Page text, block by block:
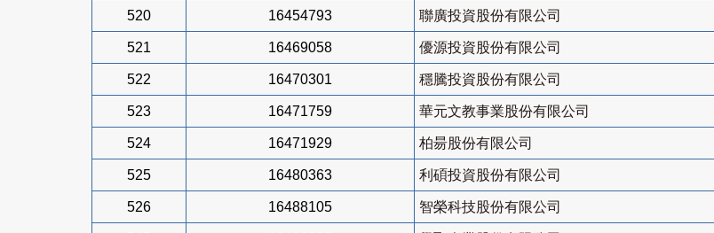
520 16454793 聯廣投資股份有限公司
521 16469058 優源投資股份有限公司
522 16470301 穩騰投資股份有限公司
523 16471759 華元文教事業股份有限公司
524 16471929 柏昜股份有限公司
525 16480363 利碩投資股份有限公司
526 16488105 智榮科技股份有限公司